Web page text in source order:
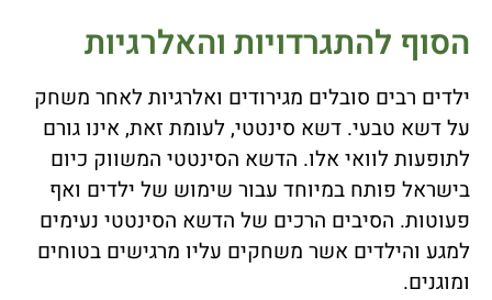
הסוף להתגרדויות והאלרגיות
ילדים רבים סובלים מגירודים ואלרגיות לאחר משחק
על דשא טבעי. דשא סינטטי, לעומת זאת, אינו גורם
לתופעות לוואי אלו. הדשא הסינטטי המשווק כיום
בישראל פותח במיוחד עבור שימוש של ילדים ואף
פעוטות. הסיבים הרכים של הדשא הסינטטי נעימים
למגע והילדים אשר משחקים עליו מרגישים בטוחים
ומוגנים.